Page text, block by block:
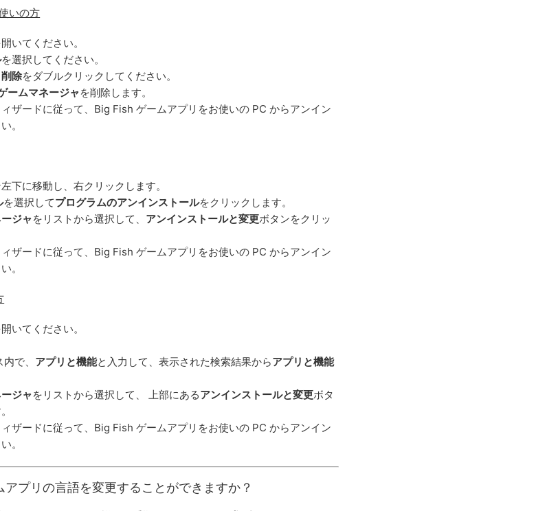
いの方
いてください。
を選択してください。
除をダブルクリックしてください。
ームマネージャ を削除します。
ザードに従って、Big Fish ゲームアプリをお使いの PC からアンイン
。
下に移動し、右クリックします。
を選択してプログラムのアンインストールをクリックします。
ジャ をリストから選択して、 アンインストールと変更ボタンをクリッ
ザードに従って、Big Fish ゲームアプリをお使いの PC からアンイン
。
いてください。
で、 アプリと機能と入力して、表示された検索結果からアプリと機能
ジャ をリストから選択して、 上部にあるアンインストールと変更ボタ
ザードに従って、Big Fish ゲームアプリをお使いの PC からアンイン
。
プリの言語を変更することができますか？